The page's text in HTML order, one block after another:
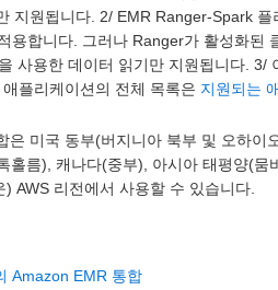
지원됩니다. 2/ EMR Ranger-Spark
용합니다. 그러나 Ranger가 활성화된
사용한 데이터 읽기만 지원됩니다.
플리케이션의 전체 목록은 지원되는
미국 동부(버지니아 북부 및 오하이
홀름), 캐나다(중부), 아시아 태평양(
AWS 리전에서 사용할 수 있습니다.
Amazon EMR 통합